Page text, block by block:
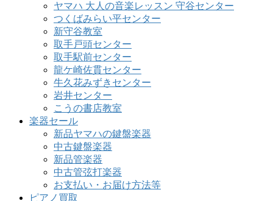
ヤマハ 大人の音楽レッスン 守谷センター
つくばみらい平センター
新守谷教室
取手戸頭センター
取手駅前センター
龍ケ崎佐貫センター
牛久花みずきセンター
岩井センター
こうの書店教室
楽器セール
新品ヤマハの鍵盤楽器
中古鍵盤楽器
新品管楽器
中古管弦打楽器
お支払い・お届け方法等
ピアノ買取